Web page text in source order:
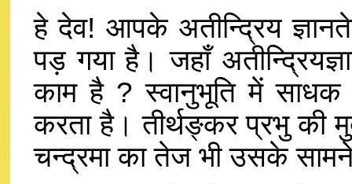
हे देव! आपके अतीन्द्रिय
पड़ गया है। जहाँ
काम है ? स्वानुभूति में साधक
करता है। तीर्थङ्कर प्रभु की
चन्द्रमा का तेज भी उसके